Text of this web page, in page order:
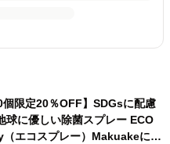
個限定20％OFF】SDGsに配慮
球に優しい除菌スプレー ECO
（エコスプレー）Makuakeにて